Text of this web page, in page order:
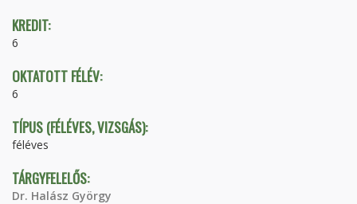
KREDIT:
6
OKTATOTT FÉLÉV:
6
TÍPUS (FÉLÉVES, VIZSGÁS):
féléves
TÁRGYFELELŐS:
Dr. Halász György